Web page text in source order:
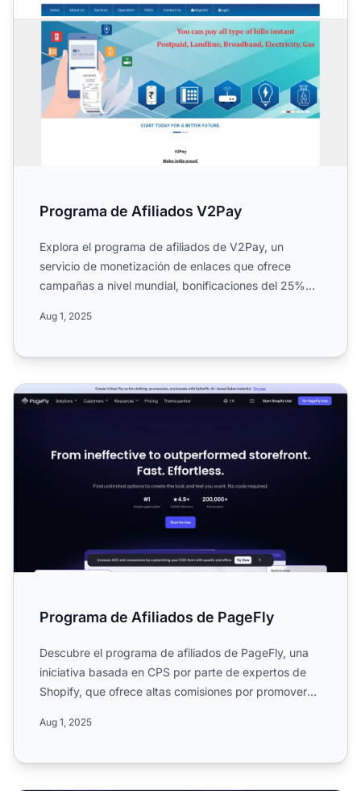
Programa de Afiliados V2Pay
Explora el programa de afiliados de V2Pay, un
servicio de monetización de enlaces que ofrece
campañas a nivel mundial, bonificaciones del 25%
Aug 1, 2025
Programa de Afiliados de PageFly
Programa de Afiliados de PageFly
Descubre el programa de afiliados de PageFly, una
iniciativa basada en CPS por parte de expertos de
Shopify, que ofrece altas comisiones por promover
Aug 1, 2025